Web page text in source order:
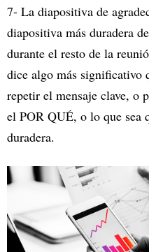
7- La diapositiva de
diapositiva más duradera
durante el resto de la
dice algo más significativo
repetir el mensaje clave, o
el POR QUÉ, o lo que sea
duradera.